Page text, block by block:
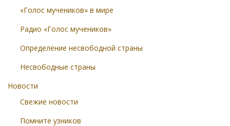
«Голос мучеников» в мире
Радио «Голос мучеников»
Определение несвободной страны
Несвободные страны
Новости
Свежие новости
Помните узников